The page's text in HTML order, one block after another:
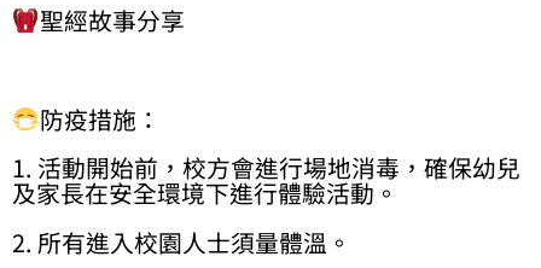
聖經故事分享
防疫措施：
1. 活動開始前，校方會進行場地消毒，確保幼兒
及家長在安全環境下進行體驗活動。
2. 所有進入校園人士須量體溫。